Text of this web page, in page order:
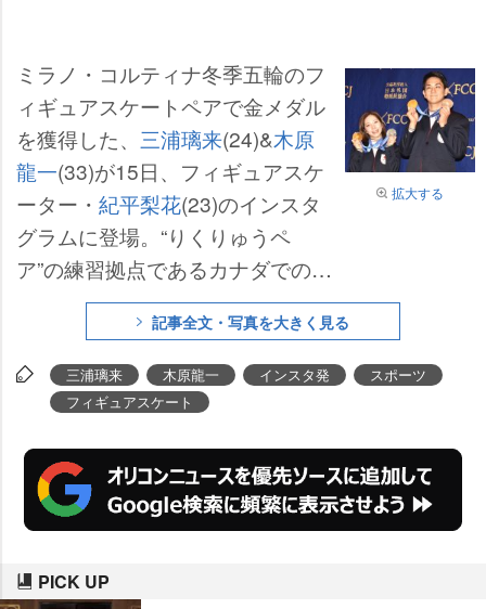
拡大する
ミラノ・コルティナ冬季五輪のフ
ィギュアスケートペアで金メダル
を獲得した、 三浦璃来(24)&木原
龍一(33)が15日、フィギュアスケ
ーター・ 紀平梨花(23)のインスタ
グラムに登場。“りくりゅうペ
ア”の練習拠点であるカナダでの最
新ショットが公開された。
記事全文・写真を大きく見る
三浦璃来 木原龍一 インスタ発
スポーツ
フィギュアスケート
PICK UP